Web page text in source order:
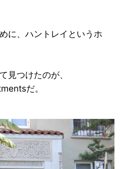
に、ハントレイというホ
見つけたのが、
だ。